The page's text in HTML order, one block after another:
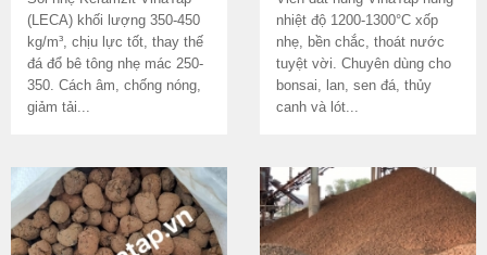
(LECA) khối lượng 350-450
kg/m³, chịu lực tốt, thay thế
đá đổ bê tông nhẹ mác 250-
350. Cách âm, chống nóng,
giảm tải...
nhiệt độ 1200-1300°C xốp
nhẹ, bền chắc, thoát nước
tuyệt vời. Chuyên dùng cho
bonsai, lan, sen đá, thủy
canh và lót...